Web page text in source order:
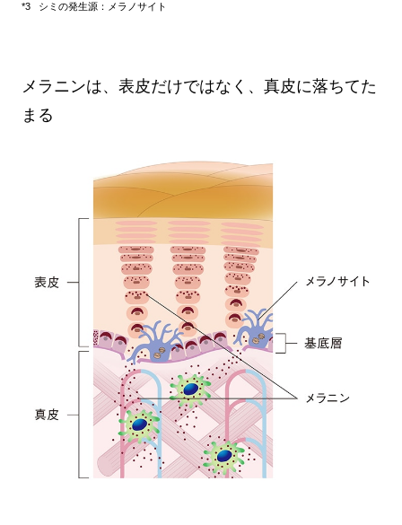
シミの発生源：メラノサイト
メラニンは、表皮だけではなく、真皮に落ちてた
まる